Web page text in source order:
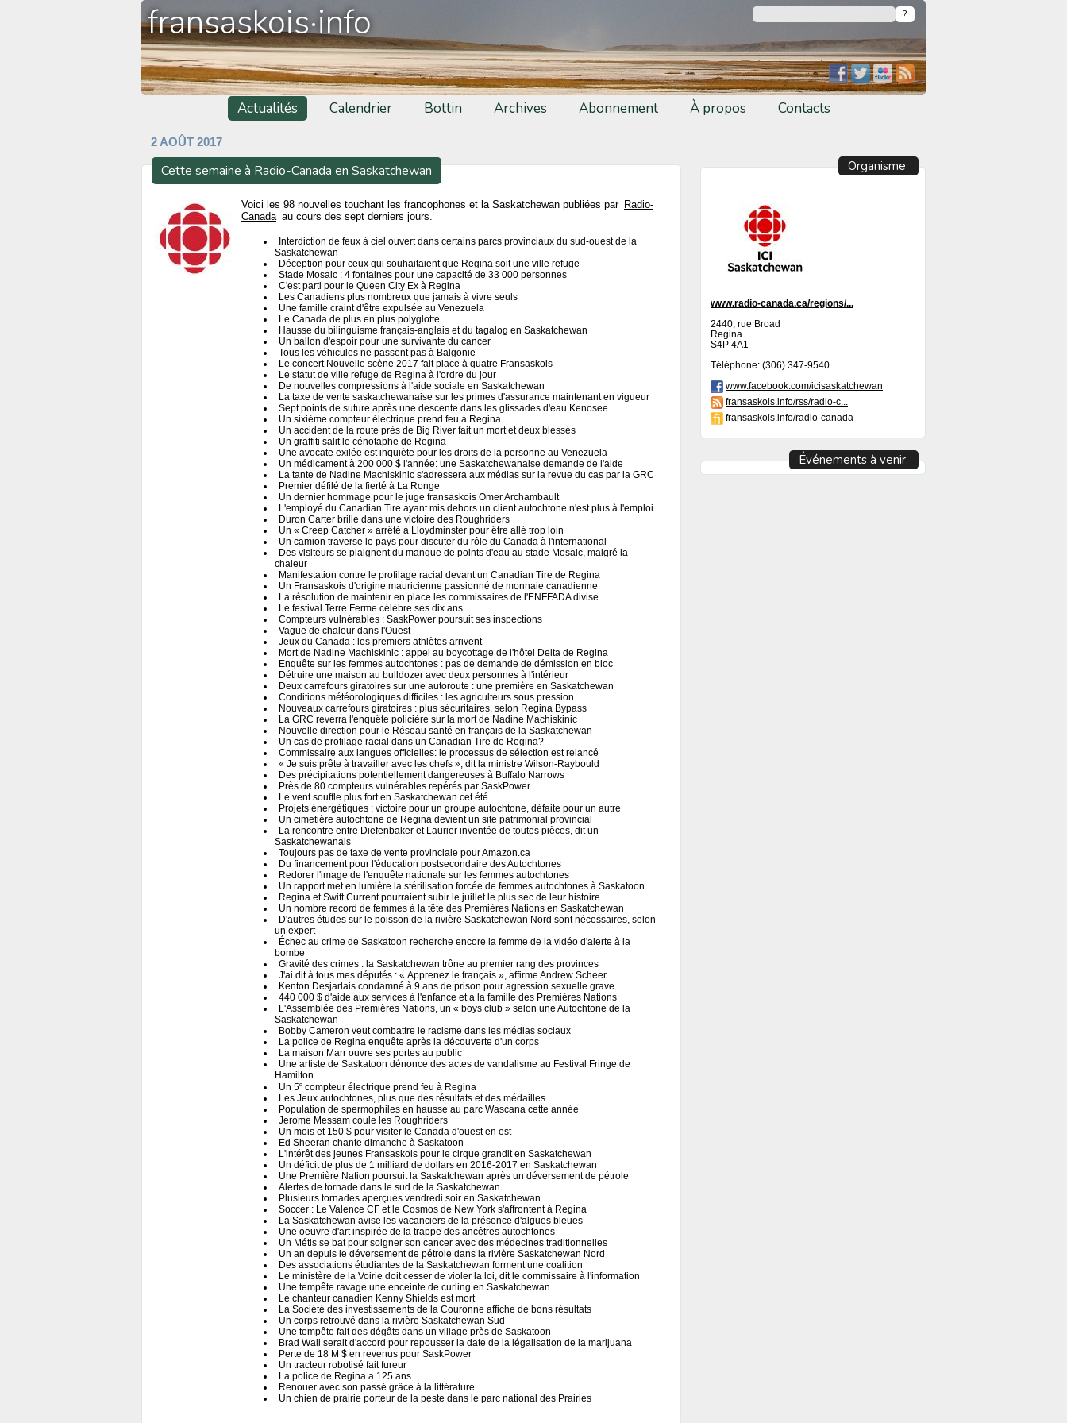
fransaskois·info
Actualités Calendrier Bottin Archives Abonnement À propos Contacts
2 AOÛT 2017
Cette semaine à Radio-Canada en Saskatchewan
Voici les 98 nouvelles touchant les francophones et la Saskatchewan publiées par Radio-
Canada au cours des sept derniers jours.
Interdiction de feux à ciel ouvert dans certains parcs provinciaux du sud-ouest de la
Saskatchewan
Déception pour ceux qui souhaitaient que Regina soit une ville refuge
Stade Mosaic : 4 fontaines pour une capacité de 33 000 personnes
C'est parti pour le Queen City Ex à Regina
Les Canadiens plus nombreux que jamais à vivre seuls
Une famille craint d'être expulsée au Venezuela
Le Canada de plus en plus polyglotte
Hausse du bilinguisme français-anglais et du tagalog en Saskatchewan
Un ballon d'espoir pour une survivante du cancer
Tous les véhicules ne passent pas à Balgonie
Le concert Nouvelle scène 2017 fait place à quatre Fransaskois
Le statut de ville refuge de Regina à l'ordre du jour
De nouvelles compressions à l'aide sociale en Saskatchewan
La taxe de vente saskatchewanaise sur les primes d'assurance maintenant en vigueur
Sept points de suture après une descente dans les glissades d'eau Kenosee
Un sixième compteur électrique prend feu à Regina
Un accident de la route près de Big River fait un mort et deux blessés
Un graffiti salit le cénotaphe de Regina
Une avocate exilée est inquiète pour les droits de la personne au Venezuela
Un médicament à 200 000 $ l'année: une Saskatchewanaise demande de l'aide
La tante de Nadine Machiskinic s'adressera aux médias sur la revue du cas par la GRC
Premier défilé de la fierté à La Ronge
Un dernier hommage pour le juge fransaskois Omer Archambault
L'employé du Canadian Tire ayant mis dehors un client autochtone n'est plus à l'emploi
Duron Carter brille dans une victoire des Roughriders
Un « Creep Catcher » arrêté à Lloydminster pour être allé trop loin
Un camion traverse le pays pour discuter du rôle du Canada à l'international
Des visiteurs se plaignent du manque de points d'eau au stade Mosaic, malgré la
chaleur
Manifestation contre le profilage racial devant un Canadian Tire de Regina
Un Fransaskois d'origine mauricienne passionné de monnaie canadienne
La résolution de maintenir en place les commissaires de l'ENFFADA divise
Le festival Terre Ferme célèbre ses dix ans
Compteurs vulnérables : SaskPower poursuit ses inspections
Vague de chaleur dans l'Ouest
Jeux du Canada : les premiers athlètes arrivent
Mort de Nadine Machiskinic : appel au boycottage de l'hôtel Delta de Regina
Enquête sur les femmes autochtones : pas de demande de démission en bloc
Détruire une maison au bulldozer avec deux personnes à l'intérieur
Deux carrefours giratoires sur une autoroute : une première en Saskatchewan
Conditions météorologiques difficiles : les agriculteurs sous pression
Nouveaux carrefours giratoires : plus sécuritaires, selon Regina Bypass
La GRC reverra l'enquête policière sur la mort de Nadine Machiskinic
Nouvelle direction pour le Réseau santé en français de la Saskatchewan
Un cas de profilage racial dans un Canadian Tire de Regina?
Commissaire aux langues officielles: le processus de sélection est relancé
« Je suis prête à travailler avec les chefs », dit la ministre Wilson-Raybould
Des précipitations potentiellement dangereuses à Buffalo Narrows
Près de 80 compteurs vulnérables repérés par SaskPower
Le vent souffle plus fort en Saskatchewan cet été
Projets énergétiques : victoire pour un groupe autochtone, défaite pour un autre
Un cimetière autochtone de Regina devient un site patrimonial provincial
La rencontre entre Diefenbaker et Laurier inventée de toutes pièces, dit un
Saskatchewanais
Toujours pas de taxe de vente provinciale pour Amazon.ca
Du financement pour l'éducation postsecondaire des Autochtones
Redorer l'image de l'enquête nationale sur les femmes autochtones
Un rapport met en lumière la stérilisation forcée de femmes autochtones à Saskatoon
Regina et Swift Current pourraient subir le juillet le plus sec de leur histoire
Un nombre record de femmes à la tête des Premières Nations en Saskatchewan
D'autres études sur le poisson de la rivière Saskatchewan Nord sont nécessaires, selon
un expert
Échec au crime de Saskatoon recherche encore la femme de la vidéo d'alerte à la
bombe
Gravité des crimes : la Saskatchewan trône au premier rang des provinces
J'ai dit à tous mes députés : « Apprenez le français », affirme Andrew Scheer
Kenton Desjarlais condamné à 9 ans de prison pour agression sexuelle grave
440 000 $ d'aide aux services à l'enfance et à la famille des Premières Nations
L'Assemblée des Premières Nations, un « boys club » selon une Autochtone de la
Saskatchewan
Bobby Cameron veut combattre le racisme dans les médias sociaux
La police de Regina enquête après la découverte d'un corps
La maison Marr ouvre ses portes au public
Une artiste de Saskatoon dénonce des actes de vandalisme au Festival Fringe de
Hamilton
Un 5e compteur électrique prend feu à Regina
Les Jeux autochtones, plus que des résultats et des médailles
Population de spermophiles en hausse au parc Wascana cette année
Jerome Messam coule les Roughriders
Un mois et 150 $ pour visiter le Canada d'ouest en est
Ed Sheeran chante dimanche à Saskatoon
L'intérêt des jeunes Fransaskois pour le cirque grandit en Saskatchewan
Un déficit de plus de 1 milliard de dollars en 2016-2017 en Saskatchewan
Une Première Nation poursuit la Saskatchewan après un déversement de pétrole
Alertes de tornade dans le sud de la Saskatchewan
Plusieurs tornades aperçues vendredi soir en Saskatchewan
Soccer : Le Valence CF et le Cosmos de New York s'affrontent à Regina
La Saskatchewan avise les vacanciers de la présence d'algues bleues
Une oeuvre d'art inspirée de la trappe des ancêtres autochtones
Un Métis se bat pour soigner son cancer avec des médecines traditionnelles
Un an depuis le déversement de pétrole dans la rivière Saskatchewan Nord
Des associations étudiantes de la Saskatchewan forment une coalition
Le ministère de la Voirie doit cesser de violer la loi, dit le commissaire à l'information
Une tempête ravage une enceinte de curling en Saskatchewan
Le chanteur canadien Kenny Shields est mort
La Société des investissements de la Couronne affiche de bons résultats
Un corps retrouvé dans la rivière Saskatchewan Sud
Une tempête fait des dégâts dans un village près de Saskatoon
Brad Wall serait d'accord pour repousser la date de la légalisation de la marijuana
Perte de 18 M $ en revenus pour SaskPower
Un tracteur robotisé fait fureur
La police de Regina a 125 ans
Renouer avec son passé grâce à la littérature
Un chien de prairie porteur de la peste dans le parc national des Prairies
Organisme
www.radio-canada.ca/regions/...
2440, rue Broad
Regina
S4P 4A1
Téléphone: (306) 347-9540
www.facebook.com/icisaskatchewan
fransaskois.info/rss/radio-c...
fransaskois.info/radio-canada
Événements à venir